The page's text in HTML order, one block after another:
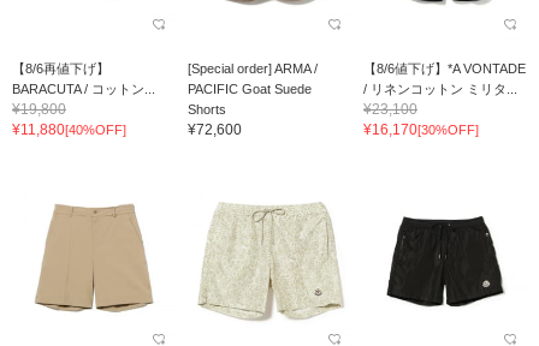
【8/6再値下げ】
BARACUTA / コットン...
¥19,800
¥11,880[40%OFF]
[Special order] ARMA /
PACIFIC Goat Suede
Shorts
¥72,600
【8/6値下げ】*A VONTADE
/ リネンコットン ミリタ...
¥23,100
¥16,170[30%OFF]